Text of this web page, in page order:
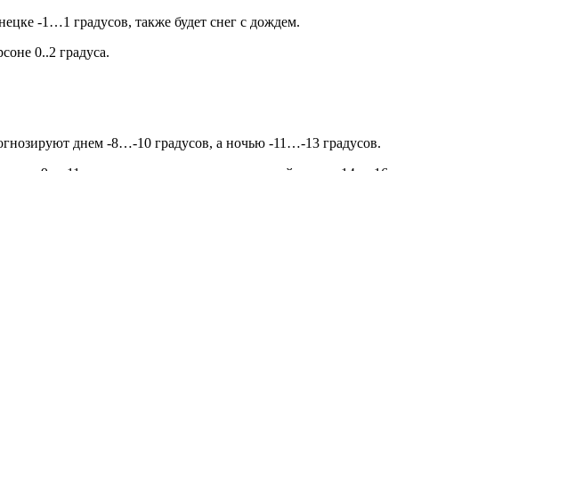
-1…1 градусов, также будет снег с дождем.
0..2 градуса.
днем -8…-10 градусов, а ночью -11…-13 градусов.
-9…-11 градусов, а ночью грядет сильный мороз -14…-16 градусов.